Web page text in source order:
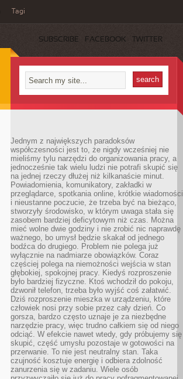
Tagi
SUBSCRIBE FACEBOOK TWITTER
Jednym z największych paradoksów
współczesności jest to, że nigdy wcześniej nie
mieliśmy tylu narzędzi do organizowania pracy, a
jednocześnie tak wielu ludzi nie potrafi skupić się
na jednej rzeczy dłużej niż kilkanaście minut.
Powiadomienia, komunikatory, zakładki w
przeglądarce, spotkania online, krótkie wiadomości
i nieustanne poczucie, że trzeba być na bieżąco,
stworzyły środowisko, w którym uwaga stała się
zasobem bardziej deficytowym niż czas. Można
mieć wolne dwie godziny i nie zrobić nic naprawdę
ważnego, bo umysł będzie skakał od jednego
bodźca do drugiego. Problem nie polega już
wyłącznie na nadmiarze obowiązków. Coraz
częściej polega na niemożności wejścia w stan
głębokiej, spokojnej pracy. Kiedyś rozproszenie
było bardziej fizyczne. Ktoś wchodził do pokoju,
dzwonił telefon, trzeba było wyjść coś załatwić.
Dziś rozproszenie mieszka w urządzeniu, które
człowiek nosi przy sobie przez cały dzień. Co
gorsza, bardzo często uznaje je za niezbędne
narzędzie pracy, więc trudno całkiem się od niego
odciąć. W efekcie nawet wtedy, gdy próbujemy się
skupić, część umysłu pozostaje w gotowości na
przerwanie. To nie jest neutralny stan. Taka
czujność kosztuje energię i odbiera zdolność
zanurzenia się w zadaniu. Wiele osób